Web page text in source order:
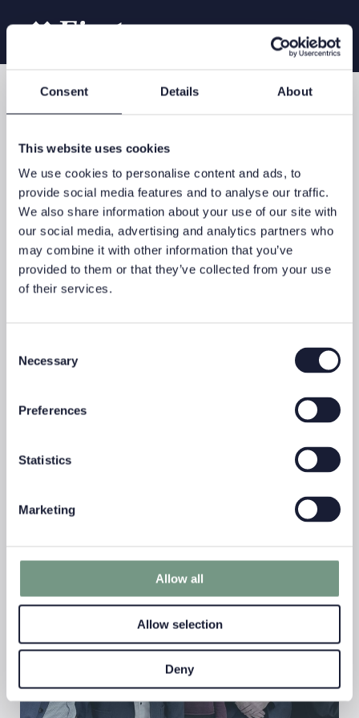
Consent Details About
This website uses cookies
We use cookies to personalise content and ads, to
provide social media features and to analyse our traffic.
We also share information about your use of our site with
our social media, advertising and analytics partners who
may combine it with other information that you’ve
provided to them or that they’ve collected from your use
of their services.
Selection
Necessary
Preferences
Statistics
Marketing
Allow all
Allow selection
Deny
First Blog
7. Dezember 2023 - Gastbeiträge
Digitalisierte
Wertschriftenbuchhaltung (eWeBu)
durfte zusammen mit der ONE PM AG (ONE PM) in
einem Kundenprojekt die digitalisierte
welche eine sehr enge Zusammenarbeit von Business
und IT erforderte und auch im Umfang um einiges
Head IT, hat die verschiedenen Projektmitglieder zu
den Herausforderungen befragt.